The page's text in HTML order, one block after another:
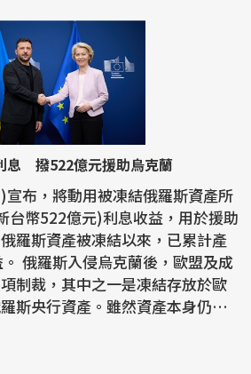
息 撥522億元援助烏克蘭
布，將動用被凍結俄羅斯資產所
台幣522億元)利息收益，用於援助
羅斯資產被凍結以來，已累計產
及成
制裁，其中之一是凍結存放於歐
斯央行資產。雖然資產本身仍